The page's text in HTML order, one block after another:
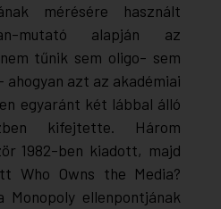
mérésére használt
mutató alapján az
tűnik sem oligo- sem
ahogyan azt az akadémiai
egyaránt két lábbal álló
kifejtette. Három
1982-ben kiadott, majd
Who Owns the Media?
Monopoly ellenpontjának